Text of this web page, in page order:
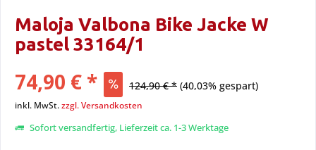
Maloja Valbona Bike Jacke W
pastel 33164/1
74,90 € * 124,90 € * (40,03% gespart)
inkl. MwSt.zzgl. Versandkosten
Sofort versandfertig, Lieferzeit ca. 1-3 Werktage